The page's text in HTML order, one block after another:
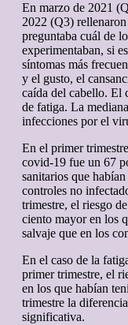
En marzo de 2021
2022 (Q3)
preguntaba cuál de
experimentaban, si
síntomas más
y el gusto, el
caída del cabello. El
de fatiga. La
infecciones por el
En el primer
covid-19 fue un 67
sanitarios que
controles no
trimestre, el riesgo
ciento mayor en los
salvaje que en los
En el caso de la
primer trimestre, el
en los que habían
trimestre la
significativa.